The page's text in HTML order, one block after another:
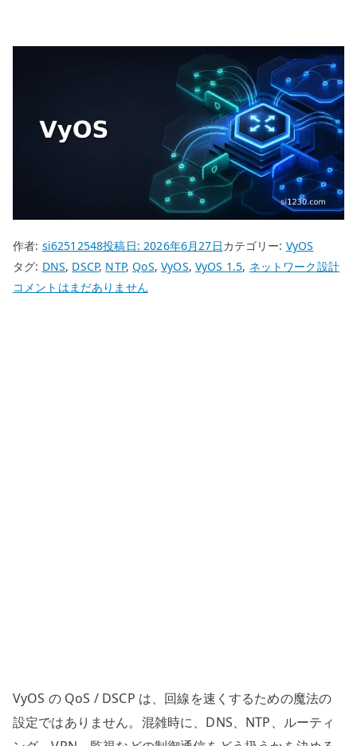
作者: si62512548投稿日:2026年6月27日カテゴリー: VyOS
タグ: DNS, DSCP, NTP,QoS,VyOS,VyOS 1.5, ネットワーク設計
VyOS
へ
の
コメントはまだありません
VyOS の QoS / DSCP は、回線を速くするための魔法の
設定ではありません。混雑時に、DNS、NTP、ルーティ